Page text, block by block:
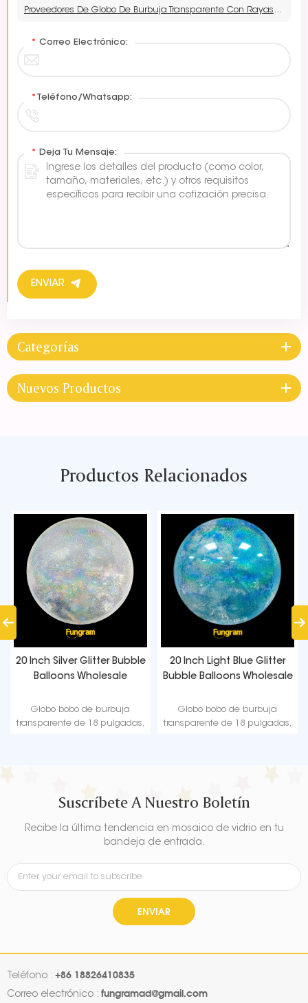
Proveedores De Globo De Burbuja Transparente Con Rayas De 18 Pulgadas
* Correo Electrónico:
* Teléfono/Whatsapp:
* Deja Tu Mensaje:
ENVIAR
Categorías
Nuevos Productos
Productos Relacionados
20 Inch Silver Glitter Bubble
Balloons Wholesale
Globo bobo de burbuja
transparente de 18 pulgadas,
20 Inch Light Blue Glitter
Bubble Balloons Wholesale
Globo bobo de burbuja
transparente de 18 pulgadas,
Suscríbete A Nuestro Boletín
Recibe la última tendencia en mosaico de vidrio en tu
bandeja de entrada.
ENVIAR
Teléfono : +86 18826410835
Correo electrónico : fungramad@gmail.com